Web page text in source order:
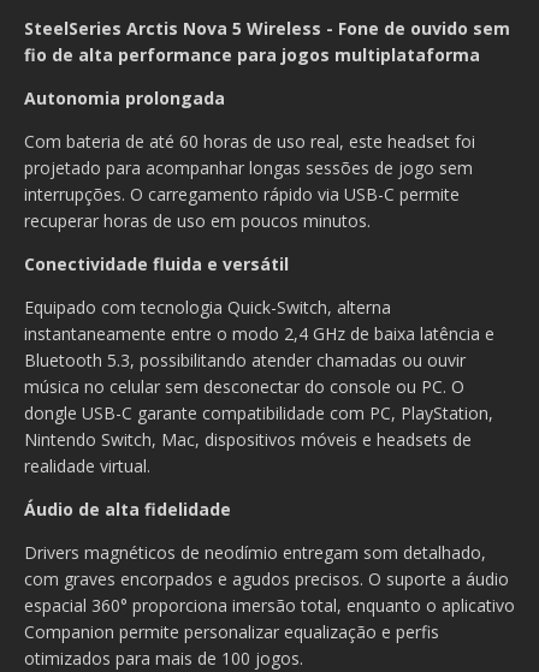
SteelSeries Arctis Nova 5 Wireless - Fone de ouvido sem
fio de alta performance para jogos multiplataforma
Autonomia prolongada
Com bateria de até 60 horas de uso real, este headset foi
projetado para acompanhar longas sessões de jogo sem
interrupções. O carregamento rápido via USB-C permite
recuperar horas de uso em poucos minutos.
Conectividade fluida e versátil
Equipado com tecnologia Quick-Switch, alterna
instantaneamente entre o modo 2,4 GHz de baixa latência e
Bluetooth 5.3, possibilitando atender chamadas ou ouvir
música no celular sem desconectar do console ou PC. O
dongle USB-C garante compatibilidade com PC, PlayStation,
Nintendo Switch, Mac, dispositivos móveis e headsets de
realidade virtual.
Áudio de alta fidelidade
Drivers magnéticos de neodímio entregam som detalhado,
com graves encorpados e agudos precisos. O suporte a áudio
espacial 360° proporciona imersão total, enquanto o aplicativo
Companion permite personalizar equalização e perfis
otimizados para mais de 100 jogos.